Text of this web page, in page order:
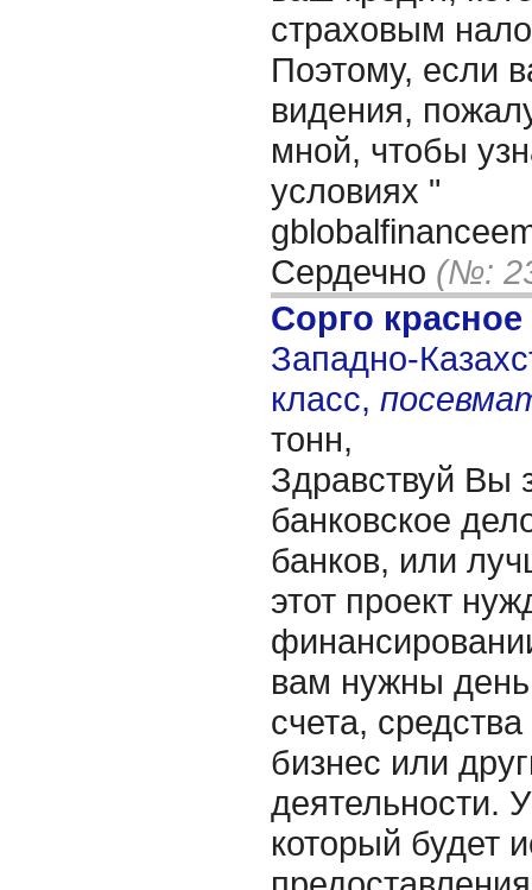
страховым
Поэтому, если
видения,
мной, чтобы
условиях "
Сердечно (№:
Сорго красное
Западно-
класс,
тонн,
Здравствуй Вы
банковское
банков, или
этот проект
вам нужны
счета,
бизнес или
деятельности.
который будет